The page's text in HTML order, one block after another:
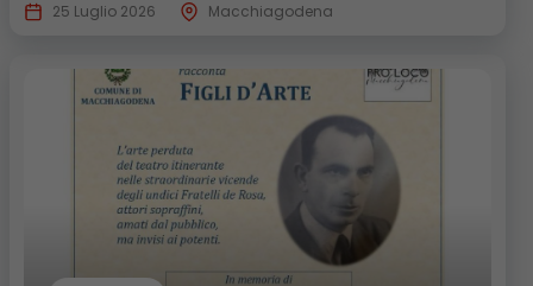
25 Luglio 2026 Macchiagodena